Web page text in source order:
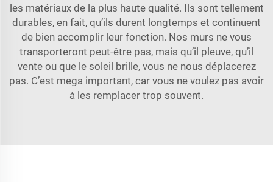
les matériaux de la plus haute qualité. Ils sont tellement
durables, en fait, qu’ils durent longtemps et continuent
de bien accomplir leur fonction. Nos murs ne vous
transporteront peut-être pas, mais qu’il pleuve, qu’il
vente ou que le soleil brille, vous ne nous déplacerez
pas. C’est mega important, car vous ne voulez pas avoir
à les remplacer trop souvent.